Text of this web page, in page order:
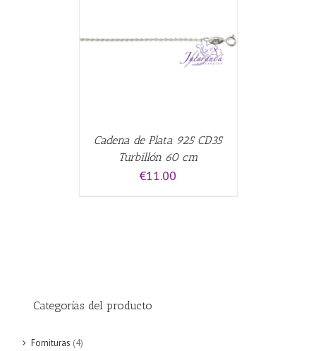
Cadena de Plata 925 CD35
Turbillón 60 cm
€11.00
Categorías del producto
Fornituras (4)